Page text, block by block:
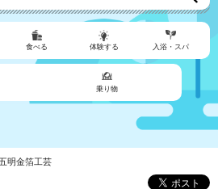
食べる 体験する 入浴・スパ
乗り物
明金箔工芸